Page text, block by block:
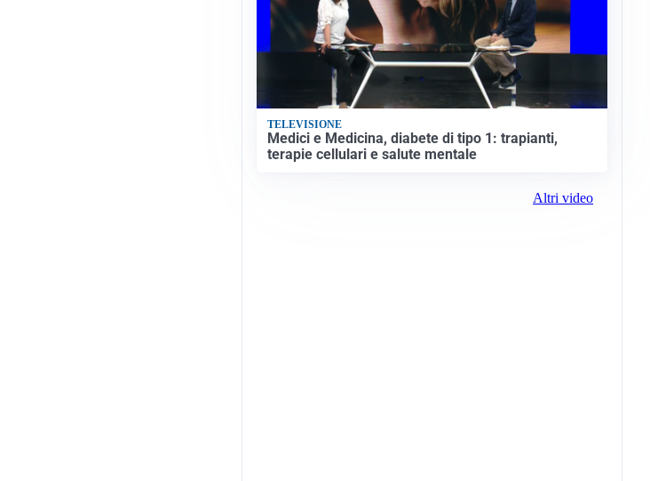
TELEVISIONE
Medici e Medicina, diabete di tipo 1: trapianti,
terapie cellulari e salute mentale
Altri video